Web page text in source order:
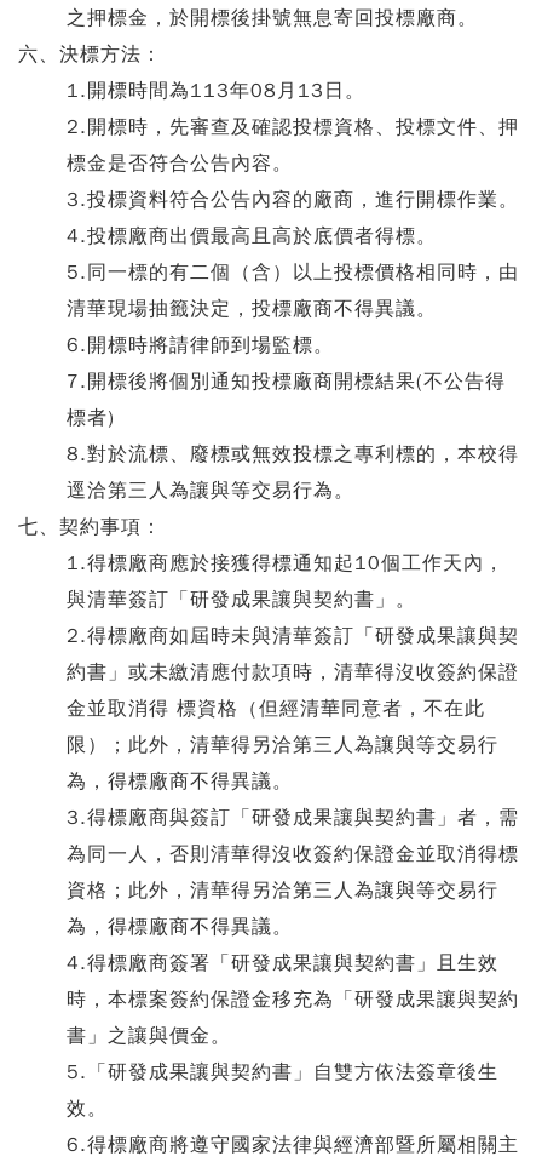
之押標金，於開標後掛號無息寄回投標廠商。
六、決標方法：
1.開標時間為113年08月13日。
2.開標時，先審查及確認投標資格、投標文件、押
標金是否符合公告內容。
3.投標資料符合公告內容的廠商，進行開標作業。
4.投標廠商出價最高且高於底價者得標。
5.同一標的有二個（含）以上投標價格相同時，由
清華現場抽籤決定，投標廠商不得異議。
6.開標時將請律師到場監標。
7.開標後將個別通知投標廠商開標結果(不公告得
標者)
8.對於流標、廢標或無效投標之專利標的，本校得
逕洽第三人為讓與等交易行為。
七、契約事項：
1.得標廠商應於接獲得標通知起10個工作天內，
與清華簽訂「研發成果讓與契約書」。
2.得標廠商如屆時未與清華簽訂「研發成果讓與契
約書」或未繳清應付款項時，清華得沒收簽約保證
金並取消得 標資格（但經清華同意者，不在此
限）；此外，清華得另洽第三人為讓與等交易行
為，得標廠商不得異議。
3.得標廠商與簽訂「研發成果讓與契約書」者，需
為同一人，否則清華得沒收簽約保證金並取消得標
資格；此外，清華得另洽第三人為讓與等交易行
為，得標廠商不得異議。
4.得標廠商簽署「研發成果讓與契約書」且生效
時，本標案簽約保證金移充為「研發成果讓與契約
書」之讓與價金。
5.「研發成果讓與契約書」自雙方依法簽章後生
效。
6.得標廠商將遵守國家法律與經濟部暨所屬相關主